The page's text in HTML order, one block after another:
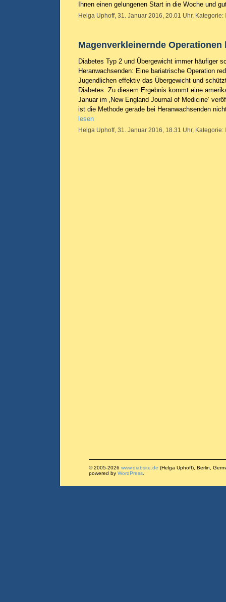
Ihnen einen gelungenen Start in die Woche und
Helga Uphoff, 31. Januar 2016, 20.01 Uhr, Kategorie:
Magenverkleinernde
Diabetes Typ 2 und Übergewicht immer häufiger
Heranwachsenden: Eine bariatrische Operation
Jugendlichen effektiv das Übergewicht und
Diabetes. Zu diesem Ergebnis kommt eine
Januar im ‚New England Journal of Medicine‘
ist die Methode gerade bei Heranwachsenden
lesen
Helga Uphoff, 31. Januar 2016, 18.31 Uhr, Kategorie:
© 2005-2026 www.diabsite.de (Helga Uphoff), Berlin,
powered by WordPress.